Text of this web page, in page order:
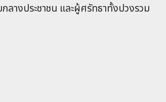
างประชาชน และผู้ศรัทธาทั้งปวงรวม